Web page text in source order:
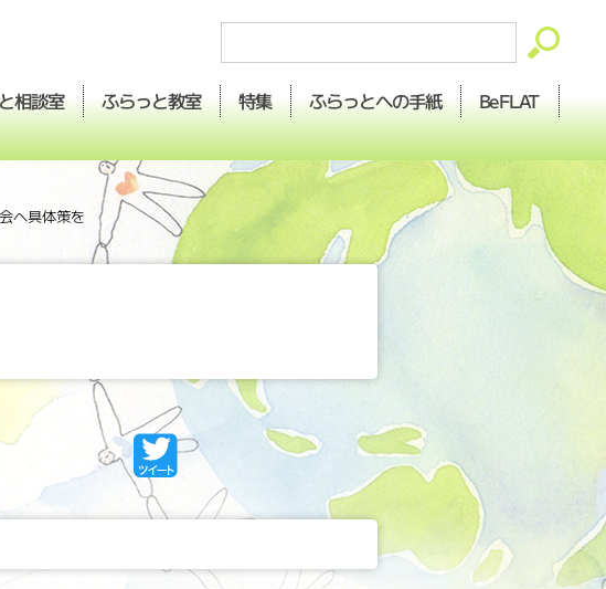
相談室 ふらっと教室 特集 ふらっとへの手紙 BeFLAT
へ具体策を